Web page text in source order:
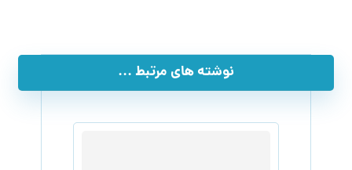
نوشته های مرتبط ...